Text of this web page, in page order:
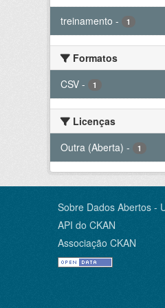
treinamento - 1
Formatos
CSV - 1
Licenças
Outra (Aberta) - 1
Sobre Dados Abertos -
API do CKAN
Associação CKAN